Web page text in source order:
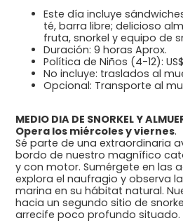
Este día incluye
té, barra libre; delicioso
fruta, snorkel y equipo de
Duración: 9 horas Aprox.
Política de Niños (4-12):
No incluye: traslados al
Opcional: Transporte al
MEDIO DIA DE SNORKEL Y
Opera los miércoles y viernes.
Sé parte de una extraordinaria
bordo de nuestro magnífico
y con motor. Sumérgete en las
explora el naufragio y observa
marina en su hábitat natural.
hacia un segundo sitio de
arrecife poco profundo situado.